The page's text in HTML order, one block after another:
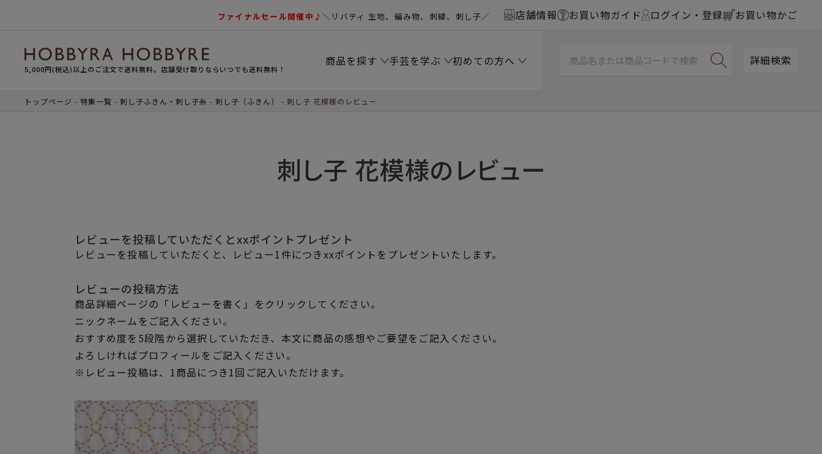
ファイナルセール開催中♪＼リバティ 生地、編み物、刺繍、刺し子／ 店舗情報 お買い物ガイド ログイン・登録 お買い物かご
5,000円(税込)以上のご注文で送料無料。店舗受け取りならいつでも送料無料！
商品を探す 手芸を学ぶ 初めての方へ 詳細検索
トップページ 特集一覧 刺し子ふきん・刺し子糸 刺し子（ふきん） 刺し子 花模様のレビュー
刺し子 花模様のレビュー
レビューを投稿していただくとxxポイントプレゼント
レビューを投稿していただくと、レビュー1件につきxxポイントをプレゼントいたします。
レビューの投稿方法
商品詳細ページの「レビューを書く」をクリックしてください。
ニックネームをご記入ください。
おすすめ度を5段階から選択していただき、本文に商品の感想やご要望をご記入ください。
よろしければプロフィールをご記入ください。
※レビュー投稿は、1商品につき1回ご記入いただけます。